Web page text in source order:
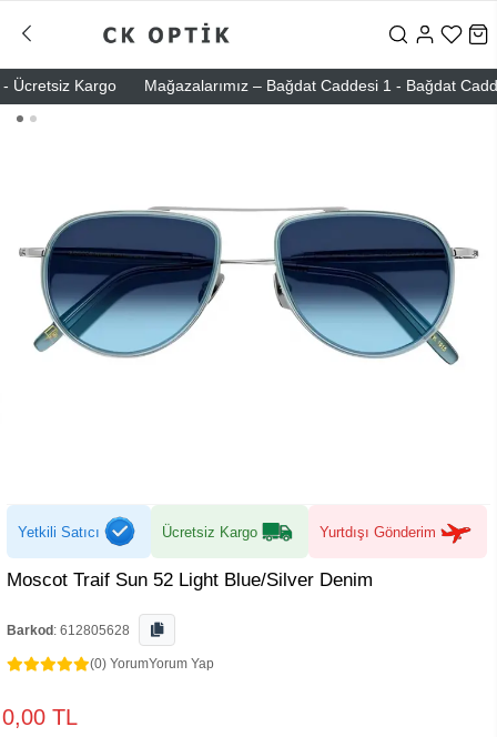
Kargo Mağazalarımız – Bağdat Caddesi 1 - Bağdat
Yetkili Satıcı Ücretsiz Kargo Yurtdışı Gönderim
Moscot Traif Sun 52 Light Blue/Silver Denim
Barkod : 612805628
(0) YorumYorum Yap
0,00 TL